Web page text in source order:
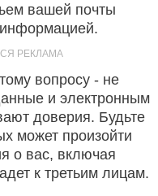
вашей почты
вопросу - не
и электронным
доверия. Будьте
может произойти
о вас, включая
к третьим лицам.